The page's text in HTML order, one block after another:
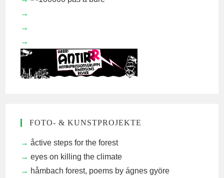
FOTO- & KUNSTPROJEKTE
åctive steps for the forest
eyes on killing the climate
håmbach forest, poems by ágnes györe